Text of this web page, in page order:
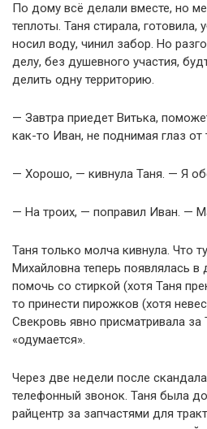
По дому всё делали вместе, но
теплоты. Таня стирала, готовила,
носил воду, чинил забор. Но
делу, без душевного участия,
делить одну территорию.
— Завтра приедет Витька,
как-то Иван, не поднимая глаз от
— Хорошо, — кивнула Таня. — Я
— На троих, — поправил Иван. —
Таня только молча кивнула. Что
Михайловна теперь появлялась
помочь со стиркой (хотя Таня
то принести пирожков (хотя
Свекровь явно присматривала
«одумается».
Через две недели после
телефонный звонок. Таня была
райцентр за запчастями для